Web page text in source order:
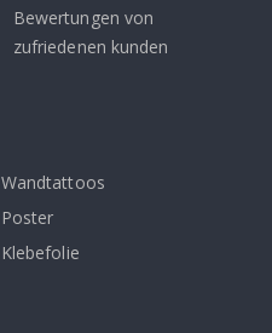
Bewertungen von
zufriedenen kunden
Wandtattoos
Poster
Klebefolie